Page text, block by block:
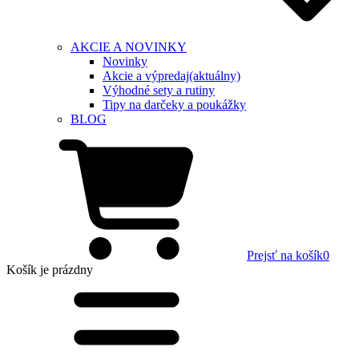
AKCIE A NOVINKY
Novinky
Akcie a výpredaj(aktuálny)
Výhodné sety a rutiny
Tipy na darčeky a poukážky
BLOG
Prejsť na košík0
Košík je prázdny